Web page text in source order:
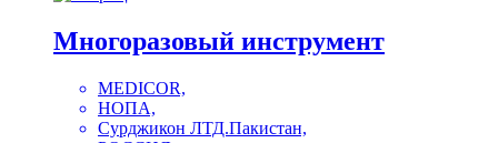
Многоразовый инструмент
MEDICOR,
НОПА,
Сурджикон ЛТД.Пакистан,